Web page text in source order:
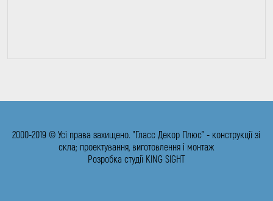
2000-2019 © Усі права захищено. "Гласс Декор Плюс" - конструкції зі
скла; проектування, виготовлення і монтаж
Розробка студії KING SIGHT